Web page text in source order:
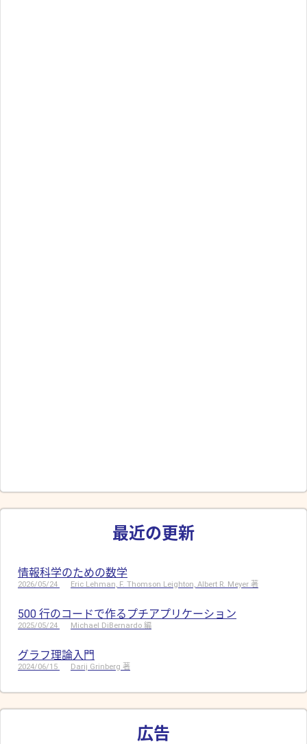
最近の更新
情報科学のための数学
2026/05/24 Eric Lehman, F. Thomson Leighton, Albert R. Meyer 著
500 行のコードで作るプチアプリケーション
2025/05/24 Michael DiBernardo 編
グラフ理論入門
2024/06/15 Darij Grinberg 著
広告